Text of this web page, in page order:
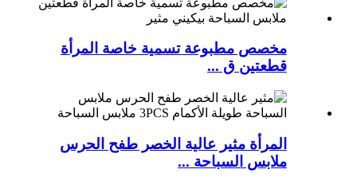
مخصص مطبوعة تسمية خاصة المرأة
قطعتين ق ...
المرأة مثير عالية الخصر طفح الحرس
ملابس السباحة ...